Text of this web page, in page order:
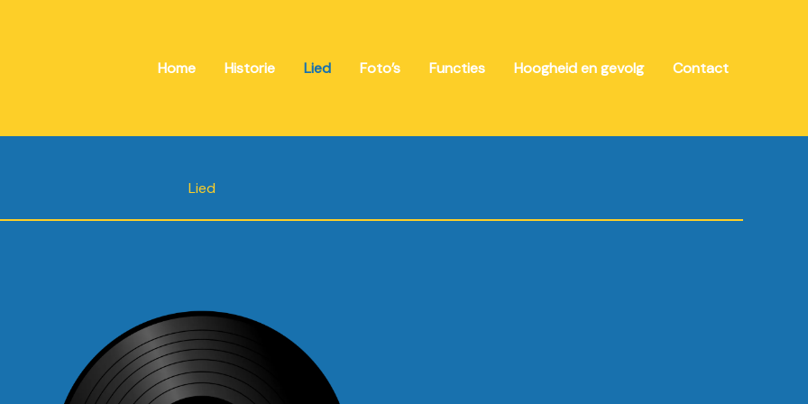
Home Historie Lied Foto’s Functies Hoogheid en gevolg Contact
Lied